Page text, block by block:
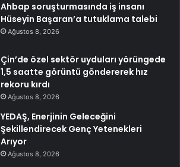
Ahbap soruşturmasında iş insanı
Hüseyin Başaran’a tutuklama talebi
Ağustos 8, 2026
Çin’de özel sektör uyduları yörüngede
1,5 saatte görüntü göndererek hız
rekoru kırdı
Ağustos 8, 2026
YEDAŞ, Enerjinin Geleceğini
Şekillendirecek Genç Yetenekleri
Arıyor
Ağustos 8, 2026